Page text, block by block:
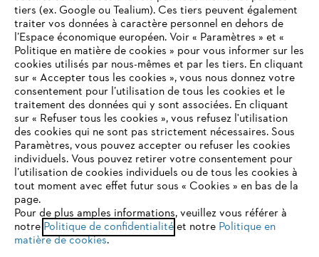
VOTRE NAVIGATEUR INTERNET
N'EST PLUS PRIS EN CHARGE
Vous utilisez un navigateur Internet que nous ne prenons plus
en charge, et certaines fonctionnalités de notre site ne
peuvent fonctionner correctement. Pour une utilisation
optimale de notre site, nous vous recommandons de passer à
l'un des navigateurs suivants :
tiers (ex. Google ou Tealium). Ces tiers peuvent également
traiter vos données à caractère personnel en dehors de
l’Espace économique européen. Voir « Paramètres » et «
Politique en matière de cookies » pour vous informer sur les
cookies utilisés par nous-mêmes et par les tiers. En cliquant
sur « Accepter tous les cookies », vous nous donnez votre
consentement pour l’utilisation de tous les cookies et le
traitement des données qui y sont associées. En cliquant
sur « Refuser tous les cookies », vous refusez l'utilisation
des cookies qui ne sont pas strictement nécessaires. Sous
Paramètres, vous pouvez accepter ou refuser les cookies
individuels. Vous pouvez retirer votre consentement pour
l’utilisation de cookies individuels ou de tous les cookies à
tout moment avec effet futur sous « Cookies » en bas de la
page.
Pour de plus amples informations, veuillez vous référer à
notre Politique de confidentialitéet notre Politique en
matière de cookies.